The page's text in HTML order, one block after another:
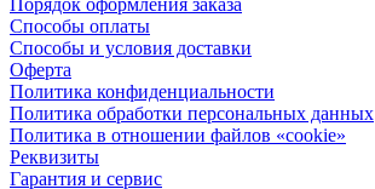
Порядок оформления заказа
Способы оплаты
Способы и условия доставки
Оферта
Политика конфиденциальности
Политика обработки персональных данных
Политика в отношении файлов «cookie»
Реквизиты
Гарантия и сервис